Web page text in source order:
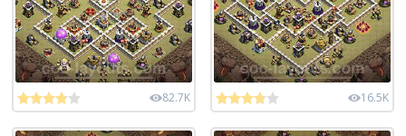
82.7K 16.5K